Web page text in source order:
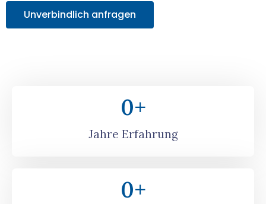
Unverbindlich anfragen
Jahre Erfahrung
0+
0+